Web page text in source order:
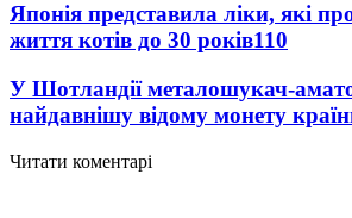
Японія представила ліки, які
життя котів до 30 років110
У Шотландії металошукач-
найдавнішу відому монету
Читати коментарі